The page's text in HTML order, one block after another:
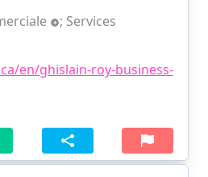
; Services
en/ghislain-roy-business-